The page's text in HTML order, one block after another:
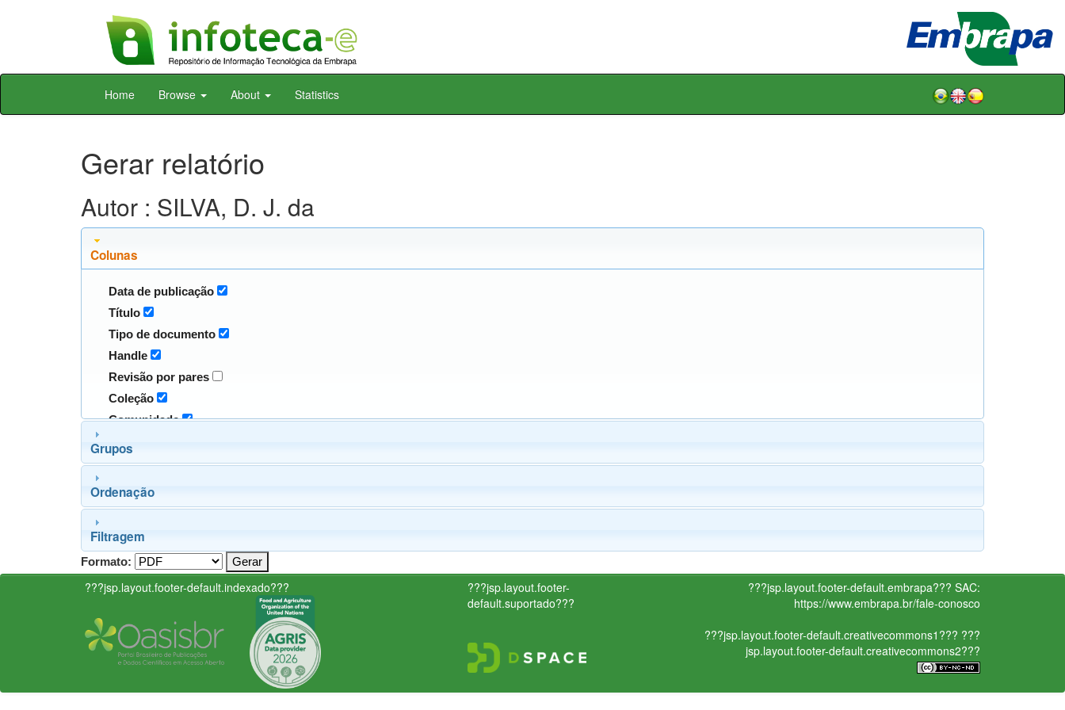
Skip
Home Browse About Statistics
Gerar relatório
Autor : SILVA, D. J. da
Colunas
Data de publicação
Título
Tipo de documento
Handle
Revisão por pares
Coleção
Comunidade
Grupos
Ordenação
Filtragem
Formato:
???jsp.layout.footer-default.indexado???
???jsp.layout.footer-
default.suportado???
???jsp.layout.footer-default.embrapa??? SAC:
https://www.embrapa.br/fale-conosco
???jsp.layout.footer-default.creativecommons1??? ???
jsp.layout.footer-default.creativecommons2???